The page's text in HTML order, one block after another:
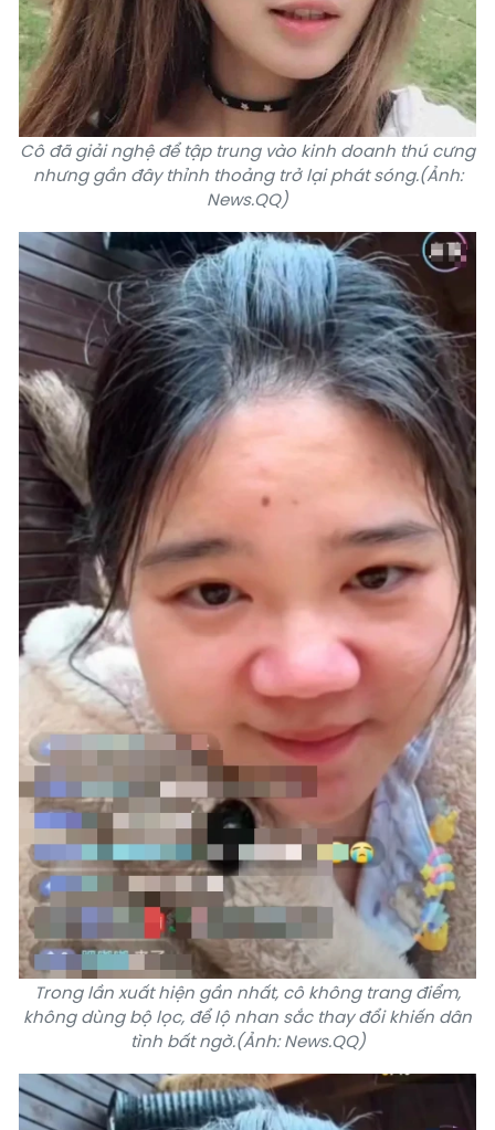
Cô đã giải nghệ để tập trung vào kinh doanh thú cưng
nhưng gần đây thỉnh thoảng trở lại phát sóng.(Ảnh:
News.QQ)
Trong lần xuất hiện gần nhất, cô không trang điểm,
không dùng bộ lọc, để lộ nhan sắc thay đổi khiến dân
tình bất ngờ.(Ảnh: News.QQ)